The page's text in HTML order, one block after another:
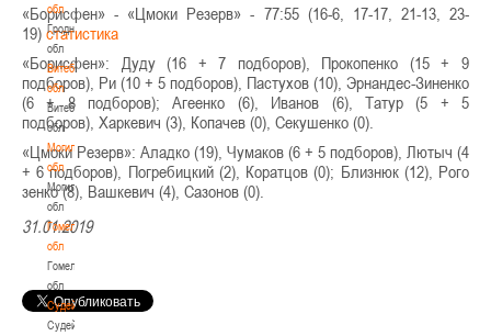
обл
Гродненская
обл
Витебская
обл
Витебская
обл
Могилевская
обл
Могилевская
обл
Гомельская
обл
Гомельская
обл
Судейство
Судейство
«Борисфен» - «Цмоки Резерв» - 77:55 (16-6, 17-17, 21-13, 23-
19) статистика
«Борисфен»: Дуду (16 + 7 подборов), Прокопенко (15 + 9
подборов), Ри (10 + 5 подборов), Пастухов (10), Эрнандес-Зиненко
(6 + 8 подборов); Агеенко (6), Иванов (6), Татур (5 + 5
подборов), Харкевич (3), Копачев (0), Секушенко (0).
«Цмоки Резерв»: Аладко (19), Чумаков (6 + 5 подборов), Лютыч (4
+ 6 подборов), Погребицкий (2), Коратцов (0); Близнюк (12), Рого
зенко (8), Вашкевич (4), Сазонов (0).
31.01.2019